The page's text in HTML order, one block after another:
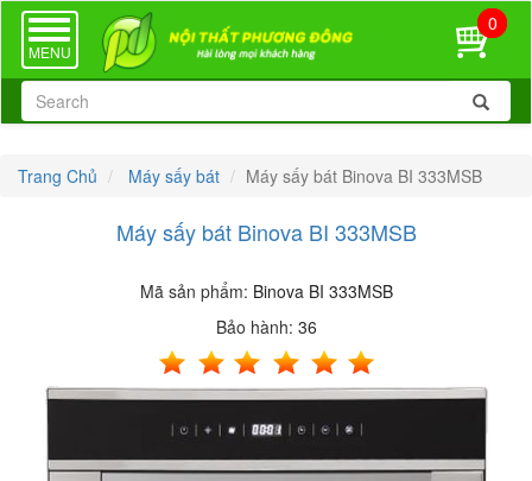
TOGGLE
NAVIGATION
MENU
0
Trang Chủ Máy sấy bát Máy sấy bát Binova BI 333MSB
Máy sấy bát Binova BI 333MSB
Mã sản phẩm: Binova BI 333MSB
Bảo hành: 36